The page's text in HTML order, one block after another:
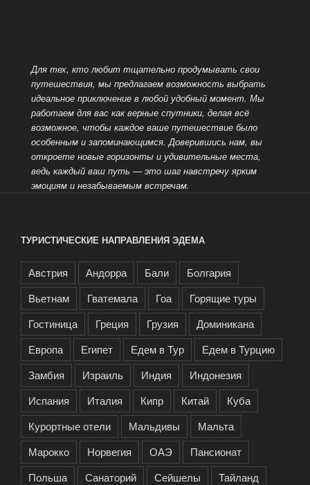
Для тех, кто любит тщательно продумывать свои
путешествия, мы предлагаем возможность выбрать
идеальное приключение в любой удобный момент. Мы
работаем для вас как верные спутники, делая всё
возможное, чтобы каждое ваше путешествие было
особенным и запоминающимся. Доверившись нам, вы
откроете новые горизонты и удивительные места,
ведь каждый ваш путь — это шаг навстречу ярким
эмоциям и незабываемым встречам.
ТУРИСТИЧЕСКИЕ НАПРАВЛЕНИЯ ЭДЕМА
Австрия Андорра Бали
Болгария
Вьетнам
Гватемала Гоа
Горящие туры
Гостиница
Греция Грузия
Доминикана
Европа
Египет Едем в Тур
Едем в Турцию
Замбия
Израиль Индия
Индонезия
Испания
Италия Кипр Китай
Куба
Курортные отели
Мальдивы
Мальта
Марокко
Норвегия ОАЭ
Пансионат
Польша
Санаторий Сейшелы
Тайланд